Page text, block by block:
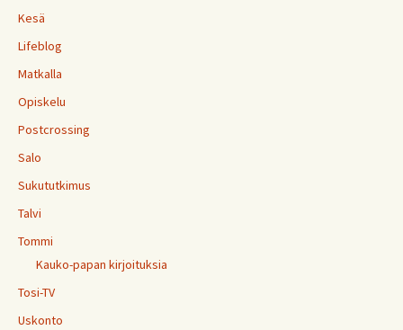
Kesä
Lifeblog
Matkalla
Opiskelu
Postcrossing
Salo
Sukututkimus
Talvi
Tommi
Kauko-papan kirjoituksia
Tosi-TV
Uskonto